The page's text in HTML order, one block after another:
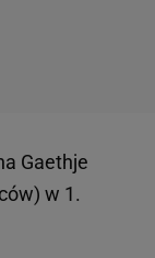
Gaethje
w 1.